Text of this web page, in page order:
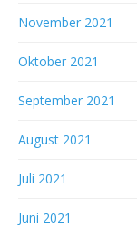
November 2021
Oktober 2021
September 2021
August 2021
Juli 2021
Juni 2021